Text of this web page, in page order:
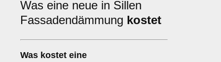
Was eine neue in Sillen
Fassadendämmung kostet
Was kostet eine